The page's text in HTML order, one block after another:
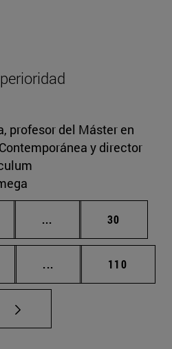
profesor del Máster en
y director
... Páginas intermedias
Página
30
... Páginas intermedias
Página
110